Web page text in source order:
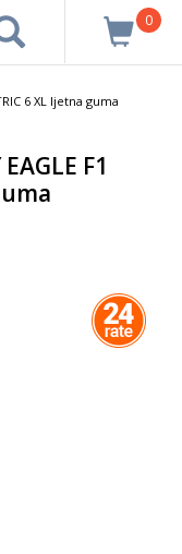
0
6 XL ljetna guma
F1